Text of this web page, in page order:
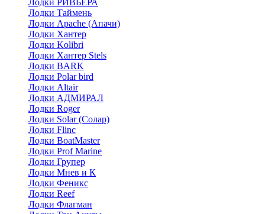
Лодки РИВЬЕРА
Лодки Таймень
Лодки Apache (Апачи)
Лодки Хантер
Лодки Kolibri
Лодки Хантер Stels
Лодки BARK
Лодки Polar bird
Лодки Altair
Лодки АДМИРАЛ
Лодки Roger
Лодки Solar (Солар)
Лодки Flinc
Лодки BoatMaster
Лодки Prof Marine
Лодки Групер
Лодки Мнев и К
Лодки Феникс
Лодки Reef
Лодки Флагман